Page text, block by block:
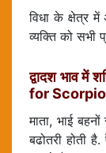
विधा के क्षेत्र
व्यक्ति को सभी
द्वादश भाव
for
माता, भाई
बढोतरी होती